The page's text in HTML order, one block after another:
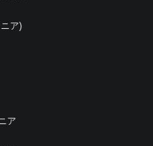
ニア)
ア